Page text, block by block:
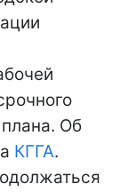
плана. Об
КГГА.